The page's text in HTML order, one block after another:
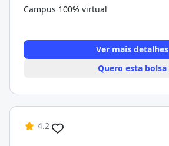
Campus 100% virtual
Ver mais detalhes
Quero esta bolsa
4.2